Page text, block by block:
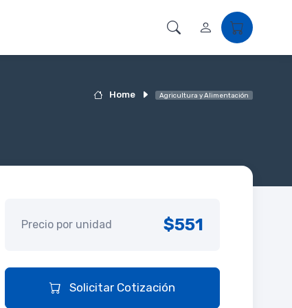
Home Agricultura y Alimentación
Precio por unidad $551
Solicitar Cotización